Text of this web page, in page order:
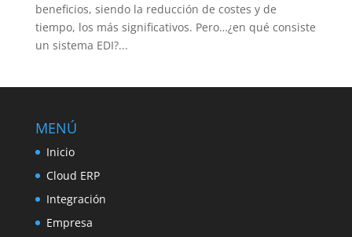
beneficios, siendo la reducción de costes y de
tiempo, los más significativos. Pero…¿en qué consiste
un sistema EDI?...
MENÚ
Inicio
Cloud ERP
Integración
Empresa